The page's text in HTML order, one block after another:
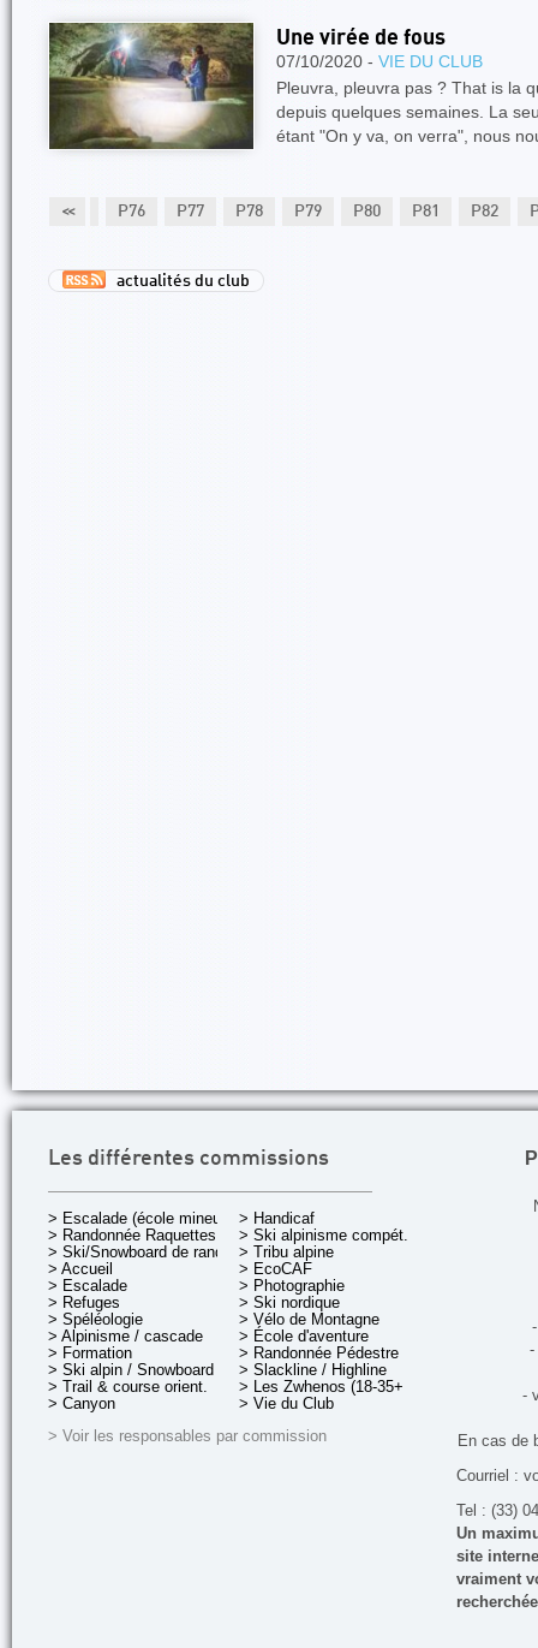
Une virée de fous
07/10/2020 - VIE DU CLUB
Pleuvra, pleuvra pas ? That is la
depuis quelques semaines. La
étant "On y va, on verra", nous
<<
P75 P76 P77 P78 P79 P80 P81 P82
actualités du club
Les différentes commissions
> Escalade (école mineurs)
> Randonnée Raquettes
> Ski/Snowboard de rando.
> Accueil
> Escalade
> Refuges
> Spéléologie
> Alpinisme / cascade
> Formation
> Ski alpin / Snowboard
> Trail & course orient.
> Canyon
> Handicaf
> Ski alpinisme compét.
> Tribu alpine
> EcoCAF
> Photographie
> Ski nordique
> Vélo de Montagne
> École d'aventure
> Randonnée Pédestre
> Slackline / Highline
> Les Zwhenos (18-35+ ans)
> Vie du Club
> Voir les responsables par commission
-
-
En cas de
Courriel :
Tel : (33)
Un
site
vraiment